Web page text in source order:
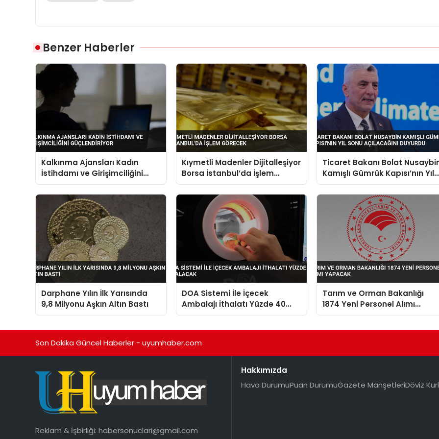
Benzer Haberler
Kalkınma Ajansları Kadın
İstihdamı ve Girişimciliğini
Güçlendiriyor
Kıymetli Madenler Dijitalleşiyor
Borsa İstanbul’da İşlem
Görecek
Ticaret Bakanı Bolat
Kamışlı Gümrük Kapısı’nın Yıl
Sonu Açılacağını Duyurdu
Darphane Yılın İlk Yarısında
9,8 Milyonu Aşkın Altın Bastı
DOA Sistemi İle İçecek
Ambalajı İthalatı Yüzde 40
Azalacak
Tarım ve Orman Bakanlığı
1874 Yeni Personel Alımı
Yapacak
Son Dakika Güncel Haberler - uyumhaber.com
Reklam & İşbirliği: habersonuclari@gmail.com
Hakkımızda
Hava DurumuPuan DurumuGazete ManşetleriDöviz